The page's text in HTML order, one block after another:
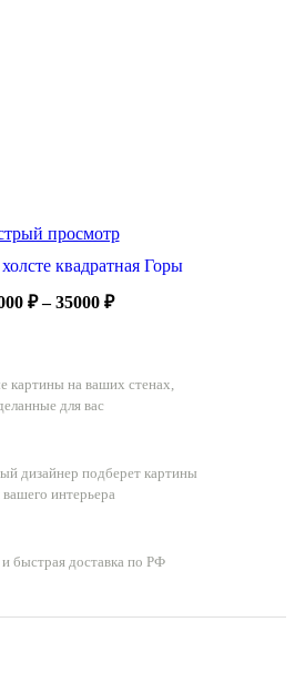
просмотр
квадратная Горы
₽ – 35000 ₽Диапазон
35000 ₽
картины на ваших стенах,
для вас
дизайнер подберет картины
вашего интерьера
и быстрая доставка по РФ